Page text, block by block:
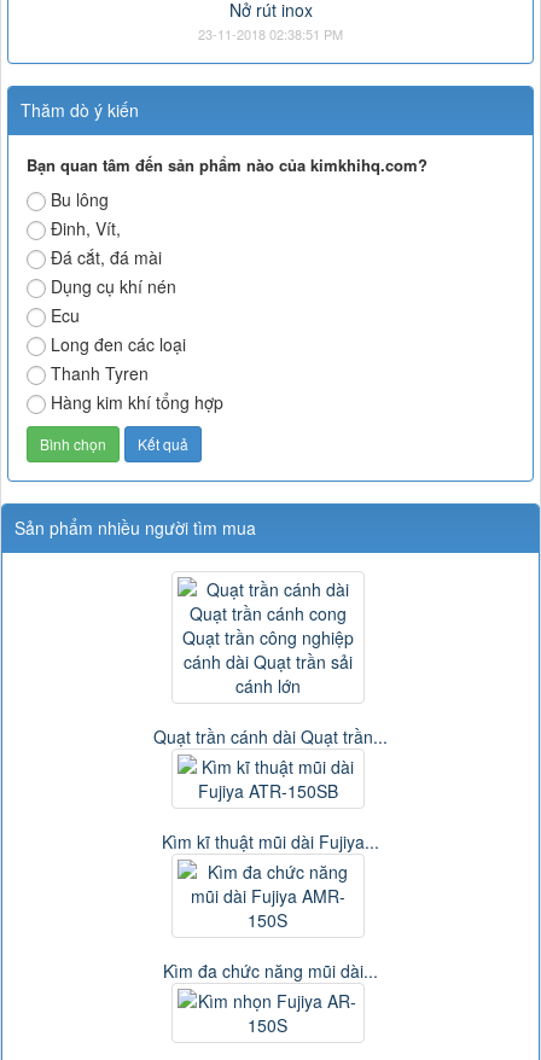
Nở rút inox
23-11-2018 02:38:51 PM
Thăm dò ý kiến
Bạn quan tâm đến sản phẩm nào của kimkhihq.com?
Bu lông
Đinh, Vít,
Đá cắt, đá mài
Dụng cụ khí nén
Ecu
Long đen các loại
Thanh Tyren
Hàng kim khí tổng hợp
Sản phẩm nhiều người tìm mua
Quạt trần cánh dài Quạt trần...
Kìm kĩ thuật mũi dài Fujiya...
Kìm đa chức năng mũi dài...